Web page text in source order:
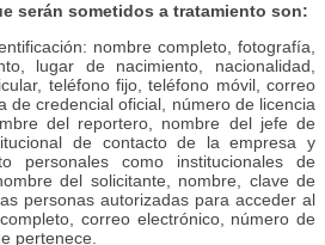
serán sometidos a tratamiento son:
nombre completo, fotografía,
lugar de nacimiento, nacionalidad,
teléfono fijo, teléfono móvil, correo
de credencial oficial, número de licencia
del reportero, nombre del jefe de
de contacto de la empresa y
personales como institucionales de
del solicitante, nombre, clave de
personas autorizadas para acceder al
correo electrónico, número de
pertenece.